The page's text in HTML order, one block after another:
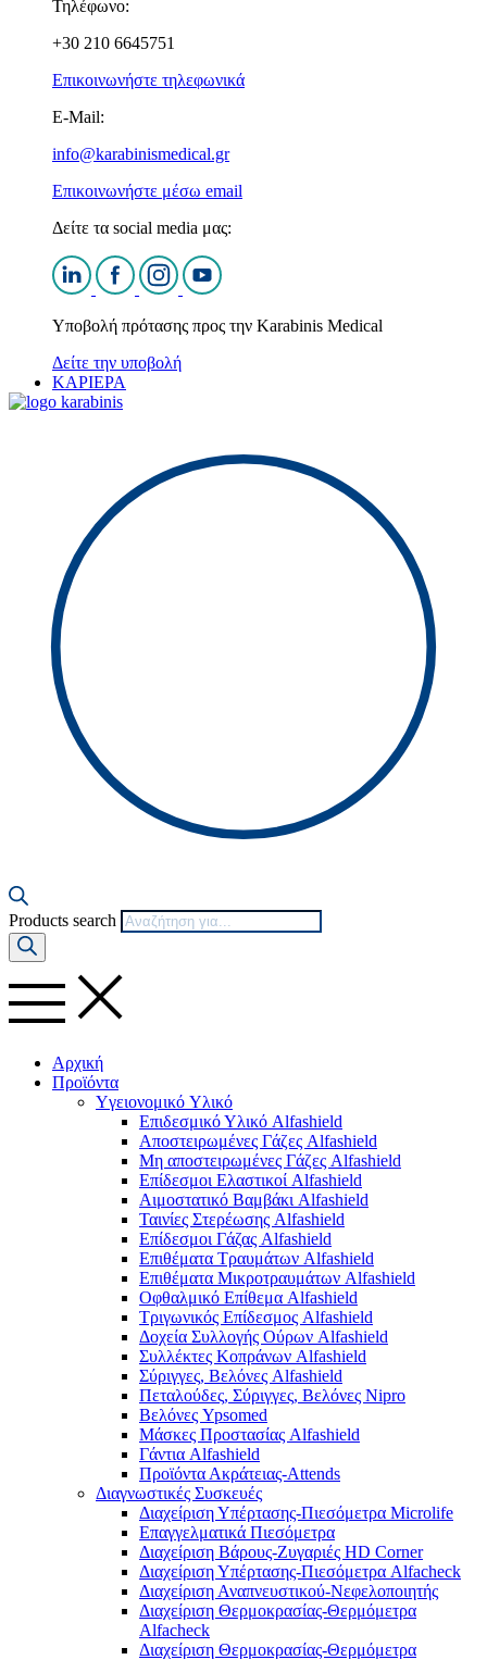
Τηλέφωνο:
+30 210 6645751
Επικοινωνήστε τηλεφωνικά
E-Mail:
info@karabinismedical.gr
Επικοινωνήστε μέσω email
Δείτε τα social media μας:
Υποβολή πρότασης προς την Karabinis Medical
Δείτε την υποβολή
ΚΑΡΙΕΡΑ
Products search
Αρχική
Προϊόντα
Yγειονομικό Yλικό
Επιδεσμικό Υλικό Alfashield
Αποστειρωμένες Γάζες Alfashield
Μη αποστειρωμένες Γάζες Alfashield
Επίδεσμοι Ελαστικοί Alfashield
Αιμοστατικό Βαμβάκι Alfashield
Ταινίες Στερέωσης Alfashield
Επίδεσμοι Γάζας Alfashield
Επιθέματα Τραυμάτων Alfashield
Επιθέματα Μικροτραυμάτων Alfashield
Οφθαλμικό Eπίθεμα Alfashield
Τριγωνικός Επίδεσμος Alfashield
Δοχεία Συλλογής Ούρων Alfashield
Συλλέκτες Κοπράνων Alfashield
Σύριγγες, Βελόνες Alfashield
Πεταλούδες, Σύριγγες, Βελόνες Nipro
Βελόνες Ypsomed
Μάσκες Προστασίας Alfashield
Γάντια Alfashield
Προϊόντα Ακράτειας-Attends
Διαγνωστικές Συσκευές
Διαχείριση Υπέρτασης-Πιεσόμετρα Microlife
Επαγγελματικά Πιεσόμετρα
Διαχείριση Βάρους-Ζυγαριές HD Corner
Διαχείριση Υπέρτασης-Πιεσόμετρα Alfacheck
Διαχείριση Αναπνευστικού-Νεφελοποιητής
Διαχείριση Θερμοκρασίας-Θερμόμετρα
Alfacheck
Διαχείριση Θερμοκρασίας-Θερμόμετρα